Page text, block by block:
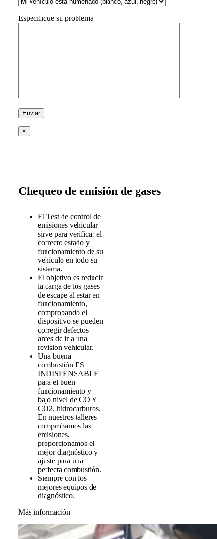
Especifique su problema
×
Chequeo de emisión de gases
El Test de control de
emisiones vehicular
sirve para verificar el
correcto estado y
funcionamiento de su
vehículo en todo su
sistema.
El objetivo es reducir
la carga de los gases
de escape al estar en
funcionamiento,
comprobando el
dispositivo se pueden
corregir defectos
antes de ir a una
revision vehicular.
Una buena
combustión ES
INDISPENSABLE
para el buen
funcionamiento y
bajo nivel de CO Y
CO2, hidrocarburos.
En nuestros talleres
comprobamos las
emisiones,
proporcionamos el
mejor diagnóstico y
ajuste para una
perfecta combustión.
Siempre con los
mejores equipos de
diagnóstico.
Más información